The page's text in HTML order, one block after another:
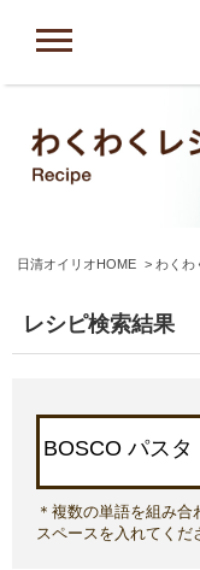
日清オイリオHOME わくわ
レシピ検索結果
＊複数の単語を組み
スペースを入れてくだ